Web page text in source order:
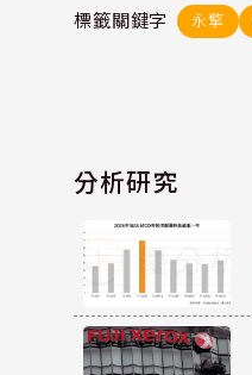
標籤關鍵字 永擎
分析研究